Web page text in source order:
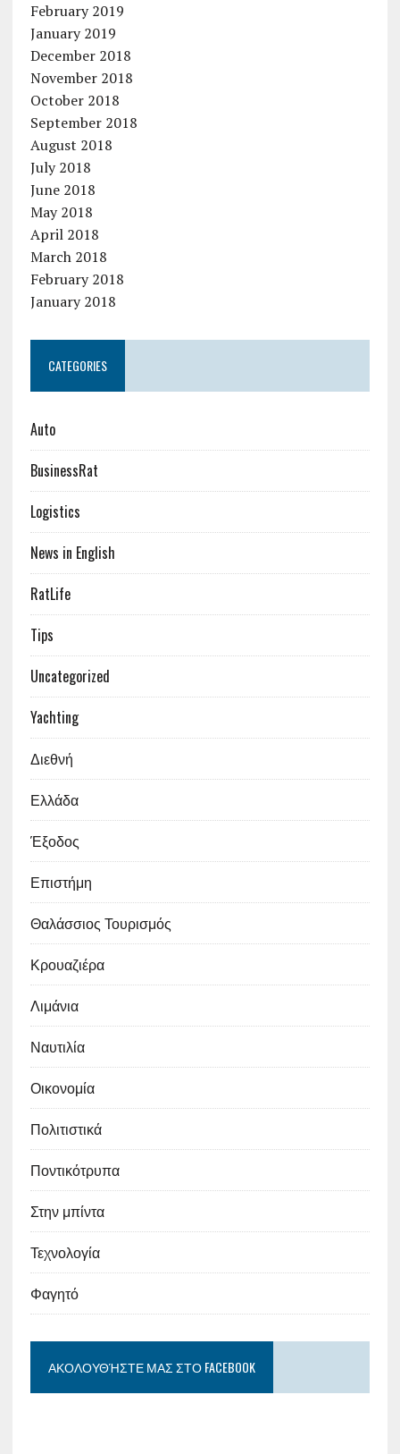
February 2019
January 2019
December 2018
November 2018
October 2018
September 2018
August 2018
July 2018
June 2018
May 2018
April 2018
March 2018
February 2018
January 2018
CATEGORIES
Auto
BusinessRat
Logistics
News in English
RatLife
Tips
Uncategorized
Yachting
Διεθνή
Ελλάδα
Έξοδος
Επιστήμη
Θαλάσσιος Τουρισμός
Κρουαζιέρα
Λιμάνια
Ναυτιλία
Οικονομία
Πολιτιστικά
Ποντικότρυπα
Στην μπίντα
Τεχνολογία
Φαγητό
ΑΚΟΛΟΥΘΉΣΤΕ ΜΑΣ ΣΤΟ FACEBOOK